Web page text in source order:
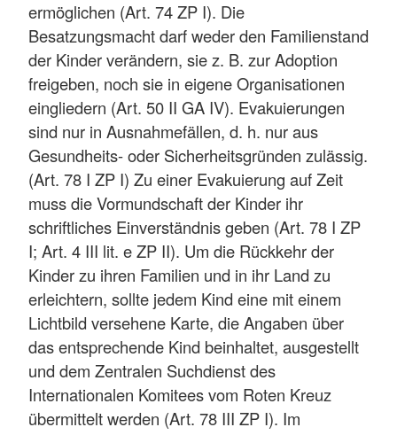
ermöglichen (Art. 74 ZP I). Die
Besatzungsmacht darf weder den Familienstand
der Kinder verändern, sie z. B. zur Adoption
freigeben, noch sie in eigene Organisationen
eingliedern (Art. 50 II GA IV). Evakuierungen
sind nur in Ausnahmefällen, d. h. nur aus
Gesundheits- oder Sicherheitsgründen zulässig.
(Art. 78 I ZP I) Zu einer Evakuierung auf Zeit
muss die Vormundschaft der Kinder ihr
schriftliches Einverständnis geben (Art. 78 I ZP
I; Art. 4 III lit. e ZP II). Um die Rückkehr der
Kinder zu ihren Familien und in ihr Land zu
erleichtern, sollte jedem Kind eine mit einem
Lichtbild versehene Karte, die Angaben über
das entsprechende Kind beinhaltet, ausgestellt
und dem Zentralen Suchdienst des
Internationalen Komitees vom Roten Kreuz
übermittelt werden (Art. 78 III ZP I). Im